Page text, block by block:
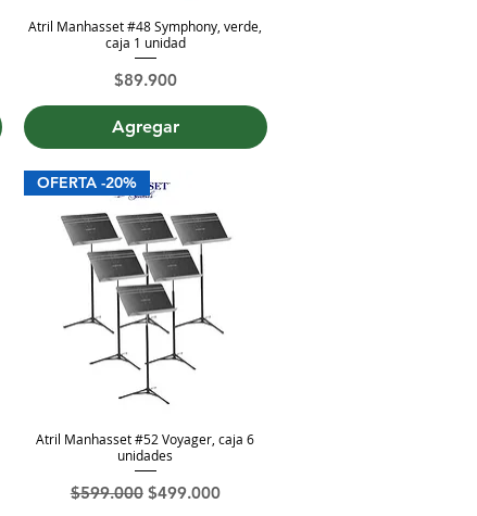
Vista rápida
Atril Manhasset #48 Symphony, verde,
caja 1 unidad
Precio
$89.900
Agregar
Vista rápida
OFERTA -20%
Atril Manhasset #52 Voyager, caja 6
unidades
Precio
$599.000 Precio de oferta
$499.000